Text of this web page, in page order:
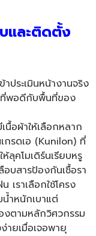
และติดตั้ง
ประเมินหน้างานจริง
ที่พอดีกับพื้นที่ของ
อผ้าให้เลือกหลาก
กรดเอ (Kunilon) ที่
ลุคโมเดิร์นเรียบหรู
บสารป้องกันเชื้อรา
เราเลือกใช้โครง
ำหนักเบาแต่
งตามหลักวิศวกรรม
ายเมื่อเจอพายุ